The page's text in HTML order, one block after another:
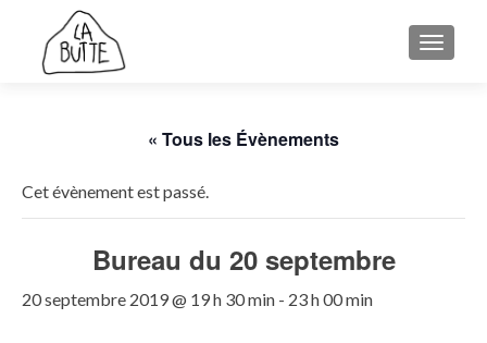
« Tous les Évènements
Cet évènement est passé.
Bureau du 20 septembre
20 septembre 2019 @ 19 h 30 min - 23 h 00 min